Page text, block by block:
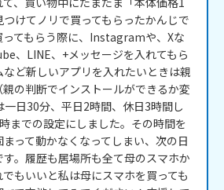
けてノリで買ってもらったかんじで
ってもらう際に、Instagramや、Xな
、LINE、+メッセージを入れてもら
ど新しいアプリを入れたいときは親
の判断でインストールができるか変
日30分、平日2時間、休日3時間し
までの設定にしました。その時間を
って動かなくなってしまい、次の日
。履歴も居場所も全て母のスマホか
もいいと私は母にスマホを買っても